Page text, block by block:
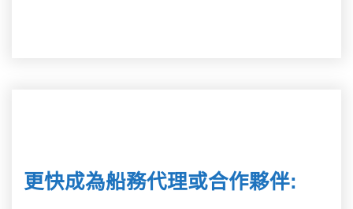
更快成為船務代理或合作夥伴: